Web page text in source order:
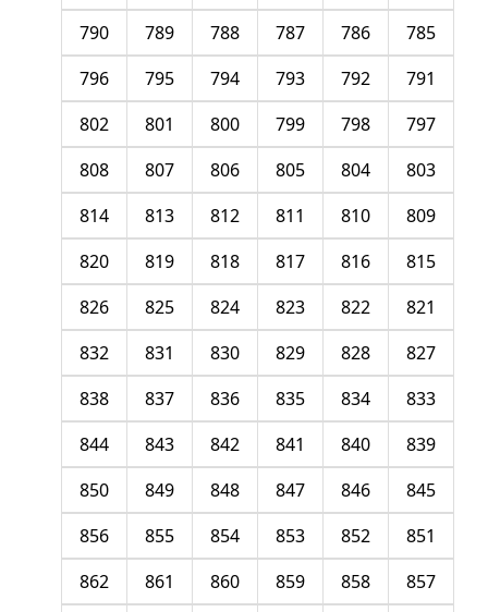
785
786
787
788
789
790
791
792
793
794
795
796
797
798
799
800
801
802
803
804
805
806
807
808
809
810
811
812
813
814
815
816
817
818
819
820
821
822
823
824
825
826
827
828
829
830
831
832
833
834
835
836
837
838
839
840
841
842
843
844
845
846
847
848
849
850
851
852
853
854
855
856
857
858
859
860
861
862